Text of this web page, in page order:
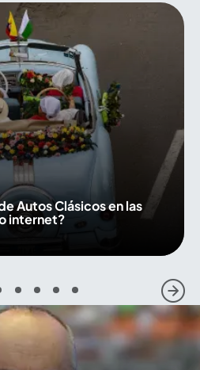
Autos Clásicos en las
internet?
2 3 4 5